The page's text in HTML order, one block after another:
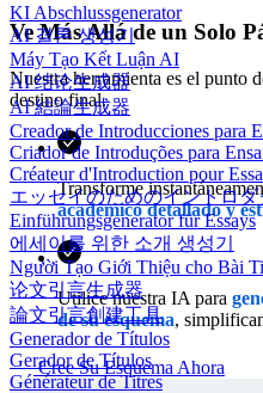
KI Abschlussgenerator
AI 결론 생성기
Máy Tạo Kết Luận AI
AI 结论生成器
AI 結論生成器
Creador de Introducciones para
Criador de Introduções para
Créateur d'Introduction pour
エッセイのためのイントロ
Einführungsgenerator für Essays
에세이를 위한 소개 생성기
Người Tạo Giới Thiệu cho Bài
论文引言生成器
論文引言創建工具
Generador de Títulos
Gerador de Títulos
Générateur de Titres
Ve Más Allá de un Solo
Nuestra herramienta es el punto
destino final.
Transforme
académico detallado y
Utilice nuestra IA para
de su esquema,
Cree Su Esquema Ahora